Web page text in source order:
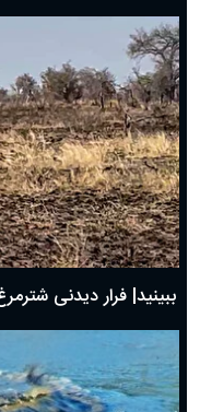
ببینید| فرار دیدنی